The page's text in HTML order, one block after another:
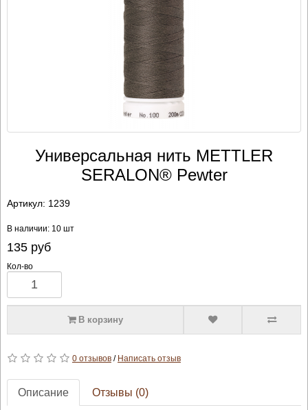
Универсальная нить METTLER
SERALON® Pewter
Артикул: 1239
В наличии: 10 шт
135руб
Кол-во
В корзину
0 отзывов/ Написать отзыв
Описание Отзывы (0)